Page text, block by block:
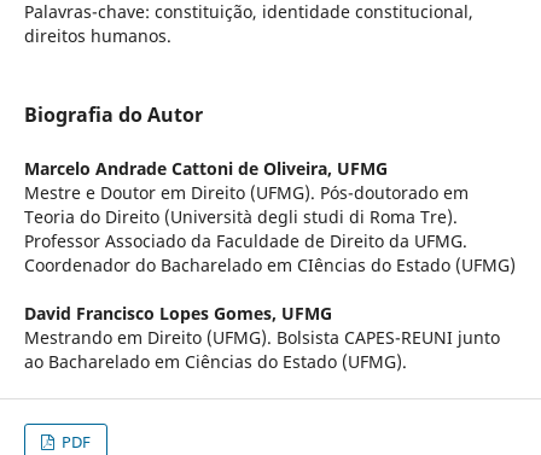
Palavras-chave: constituição, identidade constitucional,
direitos humanos.
Biografia do Autor
Marcelo Andrade Cattoni de Oliveira, UFMG
Mestre e Doutor em Direito (UFMG). Pós-doutorado em
Teoria do Direito (Università degli studi di Roma Tre).
Professor Associado da Faculdade de Direito da UFMG.
Coordenador do Bacharelado em CIências do Estado (UFMG)
David Francisco Lopes Gomes, UFMG
Mestrando em Direito (UFMG). Bolsista CAPES-REUNI junto
ao Bacharelado em Ciências do Estado (UFMG).
PDF